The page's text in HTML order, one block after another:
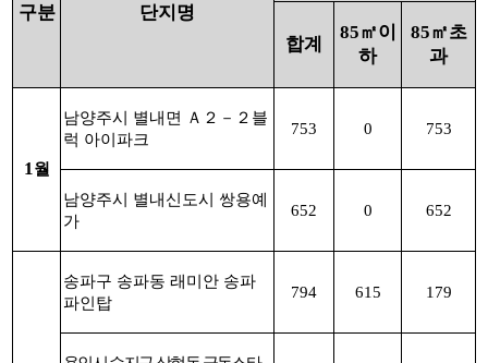
구분 단지명
합계
85㎡이
하
85㎡초
과
1 월
남양주시 별내면 Ａ２－２블
럭 아이파크
753 0 753
남양주시 별내신도시 쌍용예
가
652 0 652
송파구 송파동 래미안 송파
파인탑
794 615 179